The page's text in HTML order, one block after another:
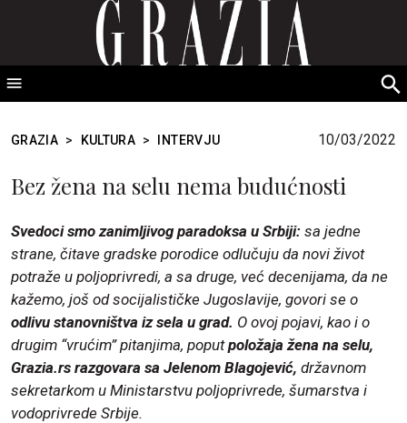
GRAZIA Srbija
GRAZIA > KULTURA > INTERVJU 10/03/2022
Bez žena na selu nema budućnosti
Svedoci smo zanimljivog paradoksa u Srbiji: sa jedne
strane, čitave gradske porodice odlučuju da novi život
potraže u poljoprivredi, a sa druge, već decenijama, da ne
kažemo, još od socijalističke Jugoslavije, govori se o
odlivu stanovništva iz sela u grad. O ovoj pojavi, kao i o
drugim “vrućim” pitanjima, poputpoložaja žena na selu,
Grazia.rs razgovara sa Jelenom Blagojević, državnom
sekretarkom u Ministarstvu poljoprivrede, šumarstva i
vodoprivrede Srbije.